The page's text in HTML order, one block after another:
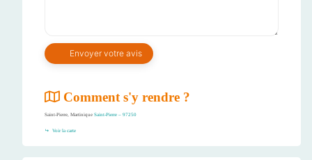
Comment s'y rendre ?
Saint-Pierre, Martinique Saint-Pierre – 97250
Voir la carte